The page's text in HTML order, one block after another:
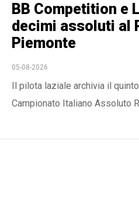
BB Competition e
decimi assoluti al
Piemonte
05-08-2026
Il pilota laziale archivia il
Campionato Italiano Assoluto